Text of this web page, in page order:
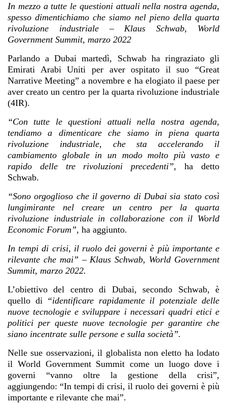
In mezzo a tutte le questioni attuali nella nostra agenda,
spesso dimentichiamo che siamo nel pieno della quarta
rivoluzione industriale – Klaus Schwab, World
Government Summit, marzo 2022
Parlando a Dubai martedì, Schwab ha ringraziato gli
Emirati Arabi Uniti per aver ospitato il suo “Great
Narrative Meeting” a novembre e ha elogiato il paese per
aver creato un centro per la quarta rivoluzione industriale
(4IR).
“Con tutte le questioni attuali nella nostra agenda,
tendiamo a dimenticare che siamo in piena quarta
rivoluzione industriale, che sta accelerando il
cambiamento globale in un modo molto più vasto e
rapido delle tre rivoluzioni precedenti”, ha detto
Schwab.
“Sono orgoglioso che il governo di Dubai sia stato così
lungimirante nel creare un centro per la quarta
rivoluzione industriale in collaborazione con il World
Economic Forum”, ha aggiunto.
In tempi di crisi, il ruolo dei governi è più importante e
rilevante che mai” – Klaus Schwab, World Government
Summit, marzo 2022.
L’obiettivo del centro di Dubai, secondo Schwab, è
quello di “identificare rapidamente il potenziale delle
nuove tecnologie e sviluppare i necessari quadri etici e
politici per queste nuove tecnologie per garantire che
siano incentrate sulle persone e sulla società”.
Nelle sue osservazioni, il globalista non eletto ha lodato
il World Government Summit come un luogo dove i
governi “vanno oltre la gestione della crisi”,
aggiungendo: “In tempi di crisi, il ruolo dei governi è più
importante e rilevante che mai”.